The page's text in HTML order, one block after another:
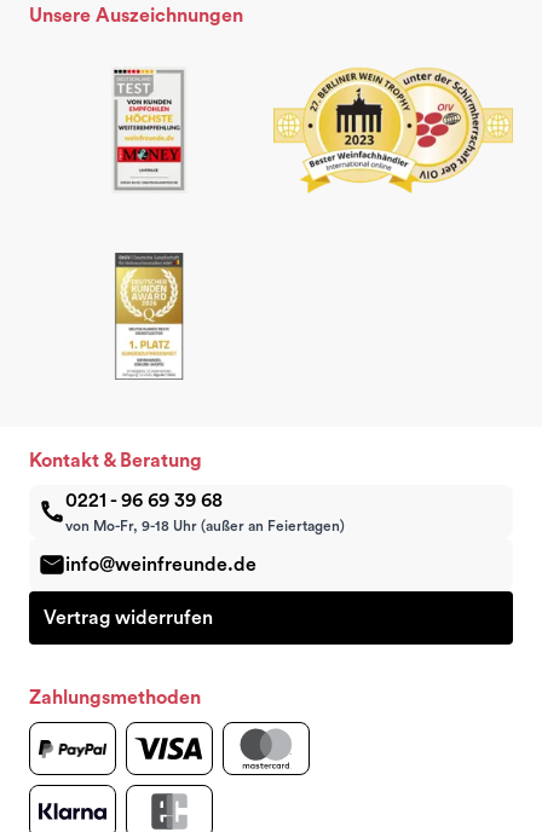
Unsere Auszeichnungen
Kontakt & Beratung
0221 - 96 69 39 68
von Mo-Fr, 9-18 Uhr (außer an Feiertagen)
info@weinfreunde.de
Vertrag widerrufen
Zahlungsmethoden